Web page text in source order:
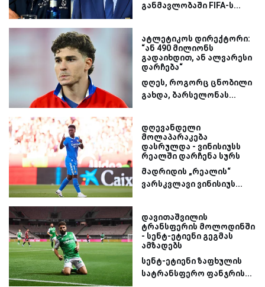
განმავლობაში FIFA-ს...
ატლეტიკოს დირექტორი:
“ან 490 მილიონს
გადაიხდით, ან ალვარესი
დარჩება“
დღეს, როგორც ცნობილი
გახდა, ბარსელონას...
დღევანდელი
მოლაპარაკება
დასრულდა - ვინისიუსს
რეალში დარჩენა სურს
მადრიდის „რეალის“
ვარსკვლავი ვინისიუს...
დავითაშვილის
ტრანსფერის მოლოდინში
- სენტ-ეტიენი გეგმას
ამზადებს
სენტ-ეტიენი ზაფხულის
სატრანსფერო ფანჯრის...